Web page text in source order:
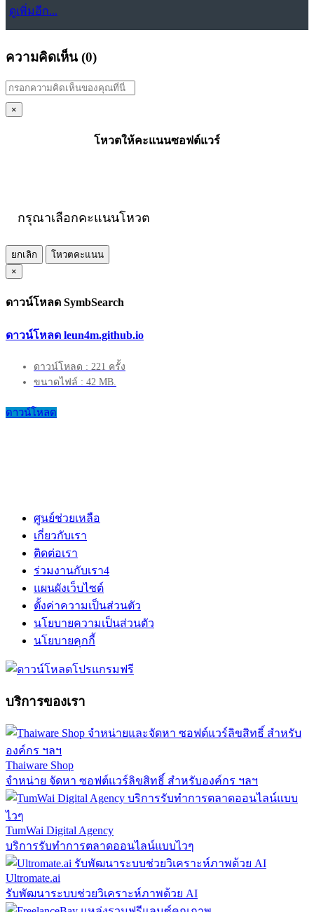
ดูเพิ่มอีก...
ความคิดเห็น (0)
×
โหวตให้คะแนนซอฟต์แวร์
กรุณาเลือกคะแนนโหวต
ยกเลิก
โหวตคะแนน
×
ดาวน์โหลด SymbSearch
ดาวน์โหลด leun4m.github.io
ดาวน์โหลด : 221 ครั้ง
ขนาดไฟล์ : 42 MB.
ดาวน์โหลด
ศูนย์ช่วยเหลือ
เกี่ยวกับเรา
ติดต่อเรา
ร่วมงานกับเรา4
แผนผังเว็บไซต์
ตั้งค่าความเป็นส่วนตัว
นโยบายความเป็นส่วนตัว
นโยบายคุกกี้
บริการของเรา
Thaiware Shop
จำหน่าย จัดหา ซอฟต์แวร์ลิขสิทธิ์ สำหรับองค์กร ฯลฯ
TumWai Digital Agency
บริการรับทำการตลาดออนไลน์แบบไวๆ
Ultromate.ai
รับพัฒนาระบบช่วยวิเคราะห์ภาพด้วย AI